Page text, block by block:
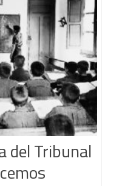
del Tribunal